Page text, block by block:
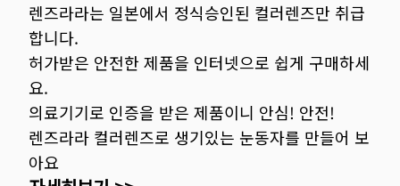
렌즈라라는 일본에서 정식승인된 컬러렌즈만 취급
합니다.
허가받은 안전한 제품을 인터넷으로 쉽게 구매하세
요.
의료기기로 인증을 받은 제품이니 안심! 안전!
렌즈라라 컬러렌즈로 생기있는 눈동자를 만들어 보
아요